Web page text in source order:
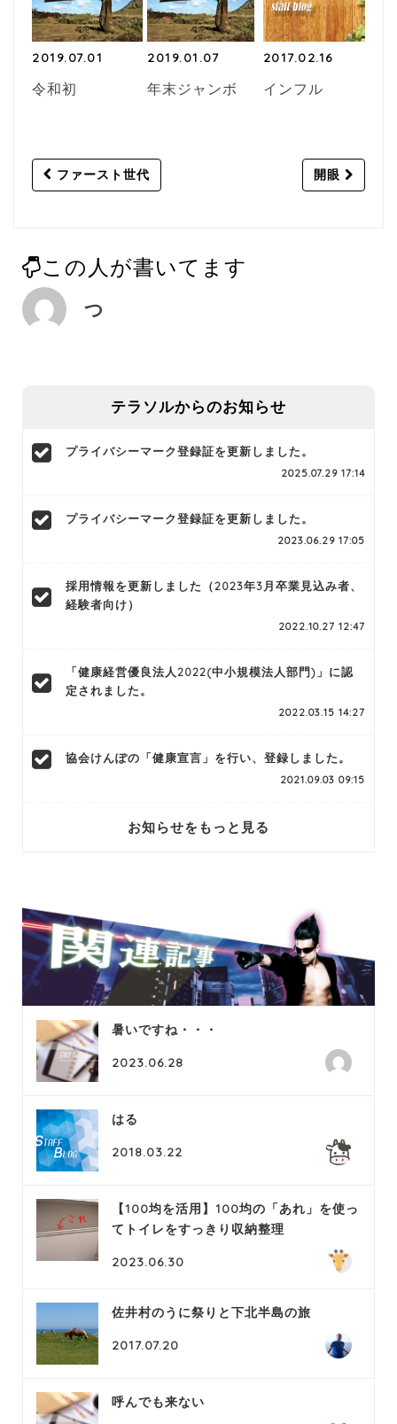
2019.07.01
令和初
2019.01.07
年末ジャンボ
2017.02.16
インフル
Post
navigation
ファースト世代 開眼
この人が書いてます
つ
テラソルからのお知らせ
プライバシーマーク登録証を更新しました。
2025.07.29 17:14
プライバシーマーク登録証を更新しました。
2023.06.29 17:05
採用情報を更新しました（2023年3月卒業見込み者、
経験者向け）
2022.10.27 12:47
「健康経営優良法人2022(中小規模法人部門)」に認
定されました。
2022.03.15 14:27
協会けんぽの「健康宣言」を行い、登録しました。
2021.09.03 09:15
お知らせをもっと見る
暑いですね・・・
2023.06.28
はる
2018.03.22
【100均を活用】100均の「あれ」を使っ
てトイレをすっきり収納整理
2023.06.30
佐井村のうに祭りと下北半島の旅
2017.07.20
呼んでも来ない